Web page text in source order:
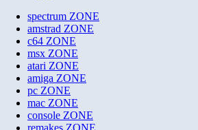
spectrum ZONE
amstrad ZONE
c64 ZONE
msx ZONE
atari ZONE
amiga ZONE
pc ZONE
mac ZONE
console ZONE